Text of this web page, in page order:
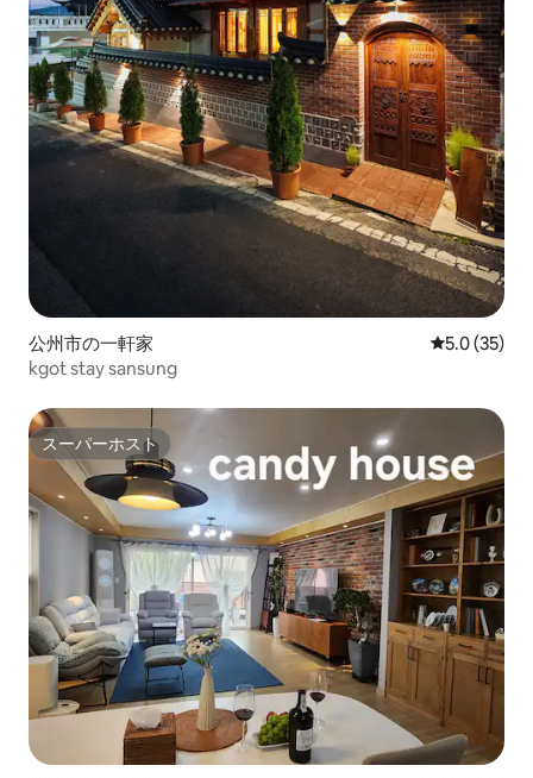
公州市の一軒家 レビュー35
5.0 (35)
kgot stay sansung
スーパーホスト
スーパーホスト